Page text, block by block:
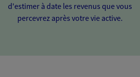
d'estimer à date les revenus que vous
percevrez après votre vie active.